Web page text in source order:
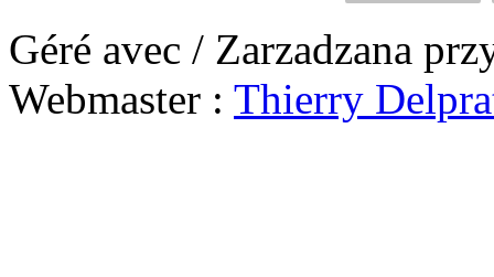
Géré avec / Zarzadzana
Webmaster : Thierry